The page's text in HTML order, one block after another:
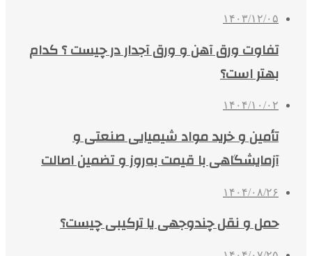
۱۴۰۳/۱۲/۰۵
تفاوت ورق آهن و ورق آجدار در چیست ؟ کدام
بهتر است؟
۱۴۰۴/۱۰/۰۲
تأمین و خرید مواد شیمیایی صنعتی و
آزمایشگاهی با قیمت به‌روز و تضمین اصالت
۱۴۰۴/۰۸/۲۶
حمل و نقل چندوجهی یا ترکیبی چیست؟